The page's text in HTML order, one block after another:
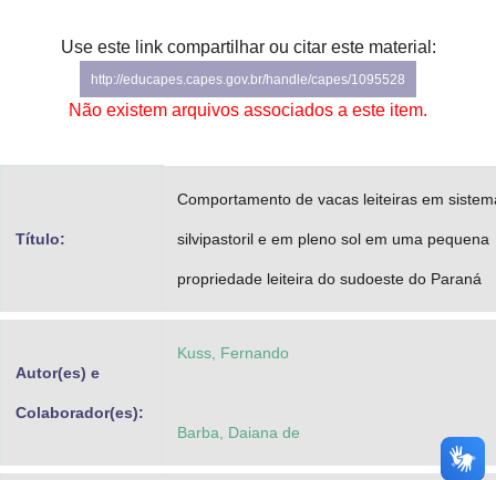
Gabinete de Segurança Institucional
Advocacia-Geral da União
Use este link compartilhar ou citar este material:
http://educapes.capes.gov.br/handle/capes/1095528
Não existem arquivos associados a este item.
Título:
Comportamento de vacas leiteiras em
silvipastoril e em pleno sol em uma pequena
propriedade leiteira do sudoeste do Paraná
Autor(es) e
Colaborador(es):
Kuss, Fernando
Barba, Daiana de